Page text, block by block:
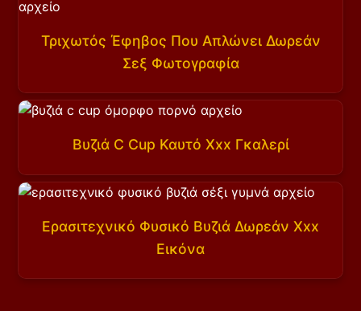
Τριχωτός Έφηβος Που Απλώνει Δωρεάν
Σεξ Φωτογραφία
Βυζιά C Cup Καυτό Xxx Γκαλερί
Ερασιτεχνικό Φυσικό Βυζιά Δωρεάν Xxx
Εικόνα